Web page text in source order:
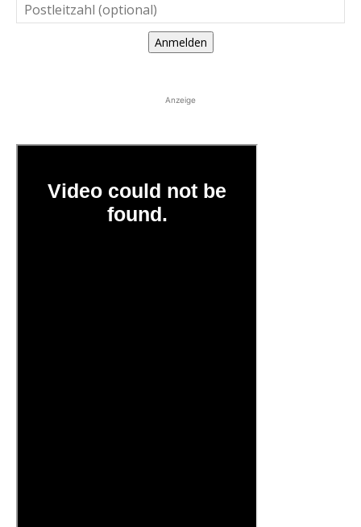
Anmelden
Anzeige